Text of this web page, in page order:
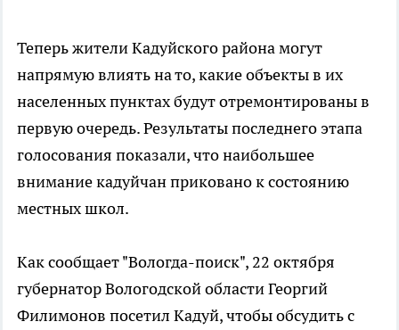
Теперь жители Кадуйского района могут
напрямую влиять на то, какие объекты в их
населенных пунктах будут отремонтированы в
первую очередь. Результаты последнего этапа
голосования показали, что наибольшее
внимание кадуйчан приковано к состоянию
местных школ.
Как сообщает "Вологда-поиск", 22 октября
губернатор Вологодской области Георгий
Филимонов посетил Кадуй, чтобы обсудить с